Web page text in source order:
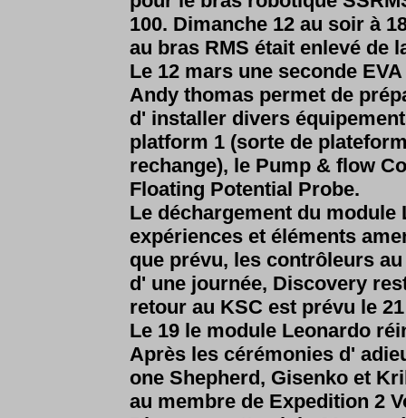
100. Dimanche 12 au soir à
au bras RMS était enlevé de
Le 12 mars une seconde
Andy thomas permet de
d' installer divers
platform 1 (sorte de
rechange), le Pump & flow
Floating Potential Probe.
Le déchargement du
expériences et éléments
que prévu, les contrôleurs
d' une journée, Discovery
retour au KSC est prévu le
Le 19 le module Leonardo
Après les cérémonies d'
one Shepherd, Gisenko et
au membre de Expedition 2